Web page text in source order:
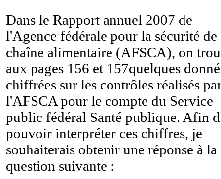
Dans le Rapport annuel 2007 de
l'Agence fédérale pour la sécurité de
chaîne alimentaire (AFSCA), on
aux pages 156 et 157quelques
chiffrées sur les contrôles réalisés
l'AFSCA pour le compte du Service
public fédéral Santé publique. Afin
pouvoir interpréter ces chiffres, je
souhaiterais obtenir une réponse à la
question suivante :